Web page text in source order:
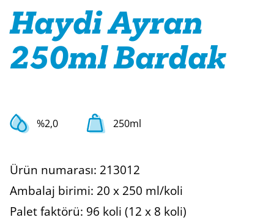
Haydi Ayran
250ml Bardak
%2,0 250ml
Ürün numarası: 213012
Ambalaj birimi: 20 x 250 ml/koli
Palet faktörü: 96 koli (12 x 8 koli)